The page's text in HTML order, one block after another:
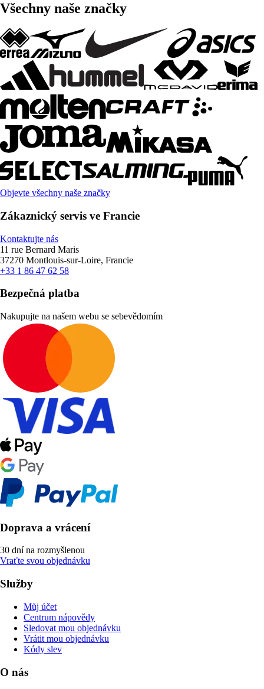
Všechny naše značky
Objevte všechny naše značky
Zákaznický servis ve Francie
Kontaktujte nás
11 rue Bernard Maris
37270 Montlouis-sur-Loire, Francie
+33 1 86 47 62 58
Bezpečná platba
Nakupujte na našem webu se sebevědomím
Doprava a vrácení
30 dní na rozmyšlenou
Vraťte svou objednávku
Služby
Můj účet
Centrum nápovědy
Sledovat mou objednávku
Vrátit mou objednávku
Kódy slev
O nás